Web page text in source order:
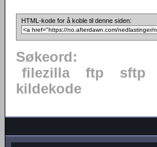
HTML-kode for å koble til denne siden:
Søkeord:
filezilla
ftp sftp
kildekode